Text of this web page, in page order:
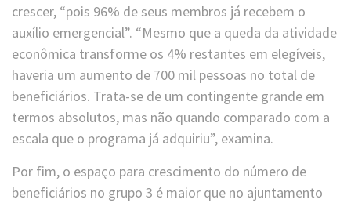
crescer, “pois 96% de seus membros já recebem o
auxílio emergencial”. “Mesmo que a queda da atividade
econômica transforme os 4% restantes em elegíveis,
haveria um aumento de 700 mil pessoas no total de
beneficiários. Trata-se de um contingente grande em
termos absolutos, mas não quando comparado com a
escala que o programa já adquiriu”, examina.
Por fim, o espaço para crescimento do número de
beneficiários no grupo 3 é maior que no ajuntamento